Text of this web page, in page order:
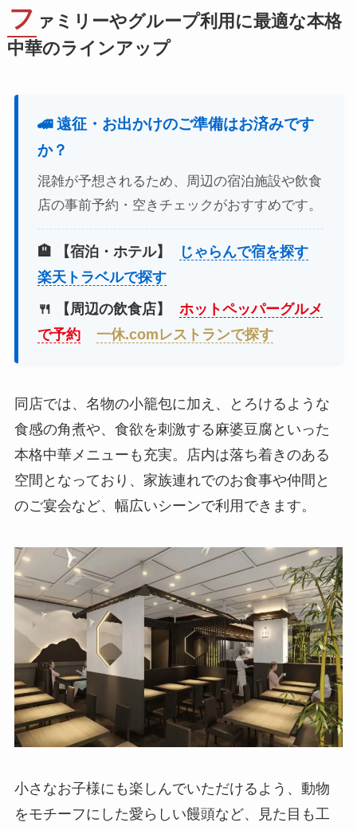
フ ァミリーやグループ利用に最適な本格
中華のラインアップ
🚄 遠征・お出かけのご準備はお済みです
か？
混雑が予想されるため、周辺の宿泊施設や飲食
店の事前予約・空きチェックがおすすめです。
🏨 【宿泊・ホテル】
じゃらんで宿を探す
楽天トラベルで探す
🍴 【周辺の飲食店】
ホットペッパーグルメ
で予約
一休.comレストランで探す
同店では、名物の小籠包に加え、とろけるような
食感の角煮や、食欲を刺激する麻婆豆腐といった
本格中華メニューも充実。店内は落ち着きのある
空間となっており、家族連れでのお食事や仲間と
のご宴会など、幅広いシーンで利用できます。
小さなお子様にも楽しんでいただけるよう、動物
をモチーフにした愛らしい饅頭など、見た目も工